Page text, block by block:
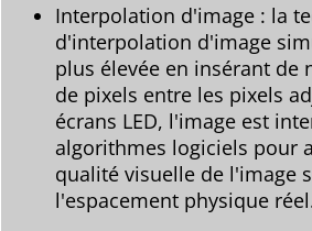
Interpolation d'image : la
d'interpolation d'image
plus élevée en insérant de
de pixels entre les pixels
écrans LED, l'image est
algorithmes logiciels pour
qualité visuelle de l'image
l'espacement physique